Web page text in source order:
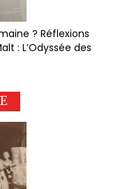
? Réflexions
: L’Odyssée des